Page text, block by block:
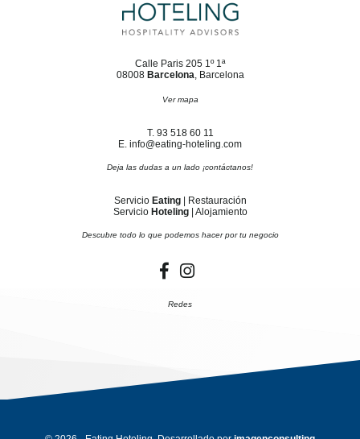
Calle Paris 205 1º 1ª
08008 Barcelona, Barcelona
Ver mapa
T. 93 518 60 11
E. info@eating-hoteling.com
Deja las dudas a un lado ¡contáctanos!
Servicio Eating| Restauración
Servicio Hoteling| Alojamiento
Descubre todo lo que podemos hacer por tu negocio
Redes